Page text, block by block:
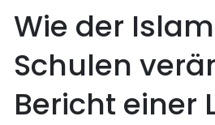
Wie der
Schulen
Bericht einer